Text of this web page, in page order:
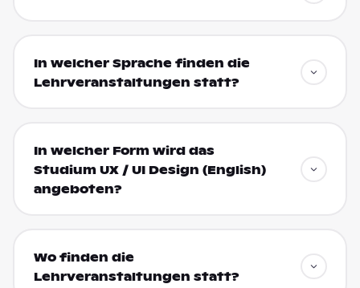
In welcher Sprache finden die
Lehrveranstaltungen statt?
In welcher Form wird das
Studium UX / UI Design (English)
angeboten?
Wo finden die
Lehrveranstaltungen statt?